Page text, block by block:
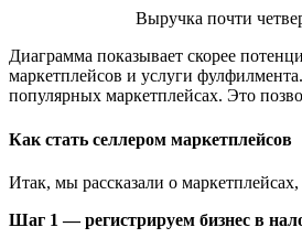
Выручка почти
Диаграмма показывает скорее
маркетплейсов и услуги
популярных маркетплейсах. Это
Как стать селлером маркетплейсов
Итак, мы рассказали о
Шаг 1 — регистрируем бизнес в